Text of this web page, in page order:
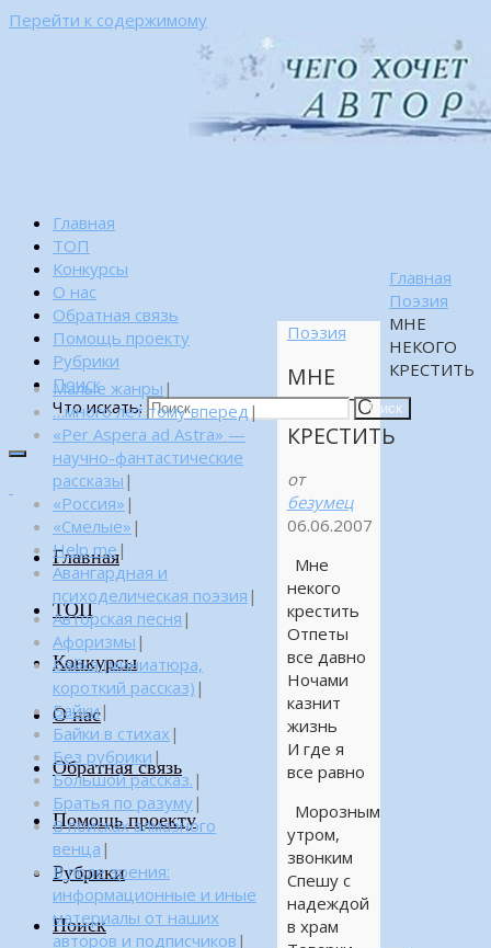
Перейти к содержимому
Главная
ТОП
Конкурсы
О нас
Обратная связь
Помощь проекту
Рубрики
Поиск
Что искать:
Поиск
Главная
ТОП
Конкурсы
О нас
Обратная связь
Помощь проекту
Рубрики
Поиск
Главная
Поэзия
МНЕ
НЕКОГО
КРЕСТИТЬ
Поэзия
МНЕ
НЕКОГО
КРЕСТИТЬ
от
безумец
06.06.2007
Мне
некого
крестить
Отпеты
все давно
Ночами
казнит
жизнь
И где я
все равно
Морозным
утром,
звонким
Спешу с
надеждой
в храм
Малые жанры |
…много лет тому вперед |
«Per Aspera ad Astra» —
научно-фантастические
рассказы |
«Россия» |
«Смелые» |
Help me|
Авангардная и
психоделическая поэзия |
Авторская песня |
Афоризмы |
Байка (миниатюра,
короткий рассказ) |
Байки|
Байки в стихах |
Без рубрики |
Большой рассказ. |
Братья по разуму|
В поисках алмазного
венца |
В поле зрения:
информационные и иные
материалы от наших
авторов и подписчиков |